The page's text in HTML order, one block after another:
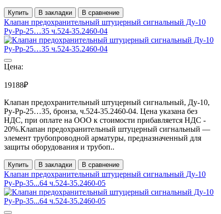
Купить В закладки В сравнение
Клапан предохранительный штуцерный сигнальный Ду-10
Ру-Рр-25…35 ч.524-35.2460-04
Цена:
19188₽
Клапан предохранительный штуцерный сигнальный, Ду-10,
Ру-Рр-25…35, бронза, ч.524-35.2460-04. Цена указана без
НДС, при оплате на ООО к стоимости прибавляется НДС -
20%.Клапан предохранительный штуцерный сигнальный —
элемент трубопроводной арматуры, предназначенный для
защиты оборудования и трубоп..
Купить В закладки В сравнение
Клапан предохранительный штуцерный сигнальный Ду-10
Ру-Рр-35...64 ч.524-35.2460-05